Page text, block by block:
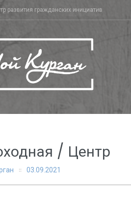
развития гражданских инициатив
/ Центр
03.09.2021